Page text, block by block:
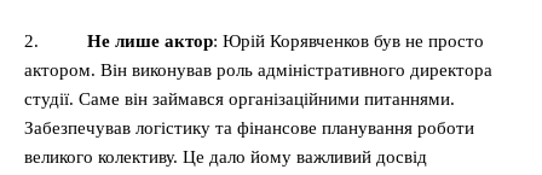
2. Не лише актор: Юрій Корявченков був не просто
актором. Він виконував роль адміністративного директора
студії. Саме він займався організаційними питаннями.
Забезпечував логістику та фінансове планування роботи
великого колективу. Це дало йому важливий досвід